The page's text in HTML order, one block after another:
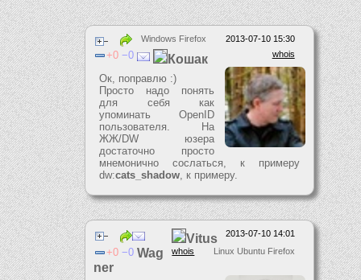
2013-07-10 15:30
Windows Firefox
whois
0 0 Кошак
Ок, поправлю :)
Просто надо понять
для себя как
упоминать OpenID
пользователя. На
ЖЖ/DW юзера
достаточно просто
мнемонично сослаться, к примеру
dw:cats_shadow, к примеру.
2013-07-10 14:01
Linux Ubuntu Firefox
whois
0 0
Vitus
Wag
ner